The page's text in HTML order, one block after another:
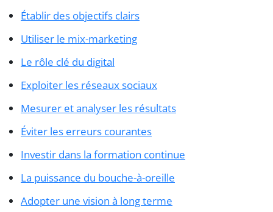
Établir des objectifs clairs
Utiliser le mix-marketing
Le rôle clé du digital
Exploiter les réseaux sociaux
Mesurer et analyser les résultats
Éviter les erreurs courantes
Investir dans la formation continue
La puissance du bouche-à-oreille
Adopter une vision à long terme